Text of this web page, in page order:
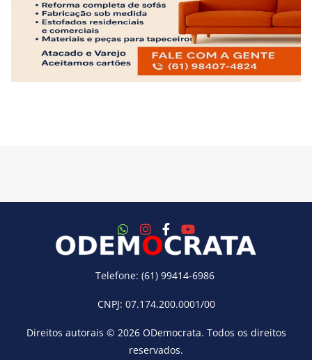
Telefone: (61) 99414-6986
CNPJ: 07.174.200.0001/00
Direitos autorais © 2026 ODemocrata. Todos os direitos
reservados.